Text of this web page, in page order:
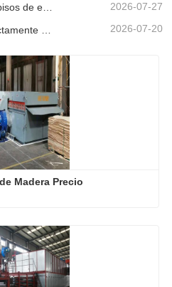
¿Por qué la producción de pisos de eucalipto necesita un secador de chapas? 2026-07-27
2026-07-20
Madera Precio